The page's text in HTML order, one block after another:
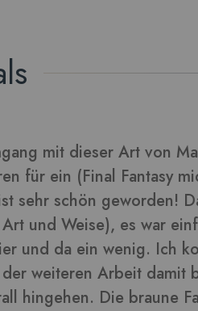
sehen toll aus ????